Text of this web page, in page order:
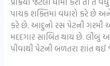
પાચક શક્તિમાં વધારો કરે છે
કરે છે. આદુનો રસ પેટની ગરમી
મદદગાર સાબિત થાય છે.
પીવાથી પેટની બળતરા શાંત થઈ